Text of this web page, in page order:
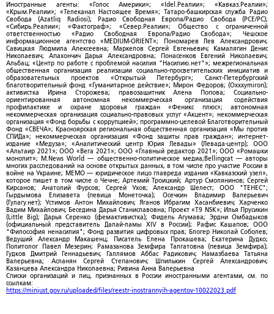
Иностранные агенты: «Голос Америки»; «Idel.Реалии»; «Кавказ.Реалии»;
«Крым.Реалии»; «Телеканал Настоящее Время»; Татаро-башкирская служба Радио
Свобода (Azatliq Radiosi); Радио Свободная Европа/Радио Свобода (PCE/PC);
«Сибирь.Реалии»; «Фактограф»; «Север.Реалии»; Общество с ограниченной
ответственностью «Радио Свободная Европа/Радио Свобода»; Чешское
информационное агентство «MEDIUM-ORIENT»; Пономарев Лев Александрович;
Савицкая Людмила Алексеевна; Маркелов Сергей Евгеньевич; Камалягин Денис
Николаевич; Апахончич Дарья Александровна; Понасенков Евгений Николаевич;
Альбац; «Центр по работе с проблемой насилия "Насилию.нет"»; межрегиональная
общественная организация реализации социально-просветительских инициатив и
образовательных проектов «Открытый Петербург»; Санкт-Петербургский
благотворительный фонд «Гуманитарное действие»; Мирон Федоров; (Oxxxymiron);
активистка Ирина Сторожева; правозащитник Алена Попова; Социально-
ориентированная автономная некоммерческая организация содействия
профилактике и охране здоровья граждан «Феникс плюс»; автономная
некоммерческая организация социально-правовых услуг «Акцент»; некоммерческая
организация «Фонд борьбы с коррупцией»; программно-целевой Благотворительный
Фонд «СВЕЧА»; Красноярская региональная общественная организация «Мы против
СПИДа»; некоммерческая организация «Фонд защиты прав граждан»; интернет-
издание «Медуза»; «Аналитический центр Юрия Левады» (Левада-центр); ООО
«Альтаир 2021»; ООО «Вега 2021»; ООО «Главный редактор 2021»; ООО «Ромашки
монолит»; M.News World — общественно-политическое медиа;Bellingcat — авторы
многих расследований на основе открытых данных, в том числе про участие России в
войне на Украине; МЕМО — юридическое лицо главреда издания «Кавказский узел»,
которое пишет в том числе о Чечне; Артемий Троицкий; Артур Смолянинов; Сергей
Кирсанов; Анатолий Фурсов; Сергей Ухов; Александр Шелест; ООО "ТЕНЕС";
Гырдымова Елизавета (певица Монеточка); Осечкин Владимир Валерьевич
(Гулагу.нет); Устимов Антон Михайлович; Яганов Ибрагим Хасанбиевич; Харченко
Вадим Михайлович; Беседина Дарья Станиславовна; Проект «T9 NSK»; Илья Прусикин
(Little Big); Дарья Серенко (фемактивистка); Фидель Агумава; Эрдни Омбадыков
(официальный представитель Далай-ламы XIV в России); Рафис Кашапов; ООО
"Философия ненасилия"; Фонд развития цифровых прав; Блогер Николай Соболев;
Ведущий Александр Макашенц; Писатель Елена Прокашева; Екатерина Дудко;
Политолог Павел Мезерин; Рамазанова Земфира Талгатовна (певица Земфира);
Гудков Дмитрий Геннадьевич; Галлямов Аббас Радикович; Намазбаева Татьяна
Валерьевна; Асланян Сергей Степанович; Шпилькин Сергей Александрович;
Казанцева Александра Николаевна; Ривина Анна Валерьевна
Списки организаций и лиц, признанных в России иностранными агентами, см. по
ссылкам:
https://minjust.gov.ru/uploaded/files/reestr-inostrannyih-agentov-10022023.pdf